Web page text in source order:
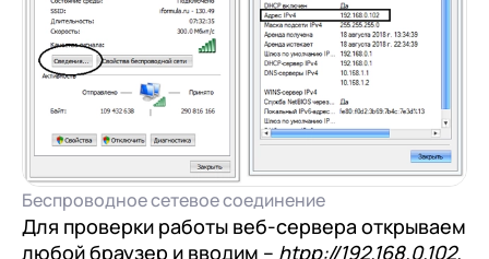
Беспроводное сетевое соединение
Для проверки работы веб-сервера открываем
любой браузер и вводим – htpp://192.168.0.102.
+7 Номер телефона
Отправить
+7 Номер телефона
Отправить
Я даю согласие на обработкуПерсональных
данныхв соответствии сПолитикой
Конфиденциальности
+7 Номер телефона
Отправить
Я даю согласие на обработкуПерсональных
данныхв соответствии сПолитикой
Конфиденциальности
Перейти в корзину
Продолжить покупки